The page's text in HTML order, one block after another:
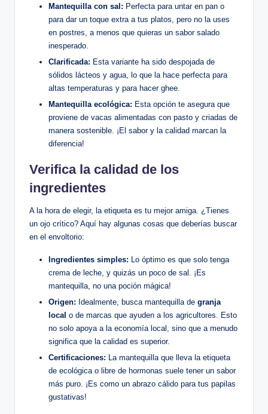
Mantequilla con sal: Perfecta para untar en pan o
para dar un toque extra a tus platos, pero no la uses
en postres, a menos que quieras un sabor salado
inesperado.
Clarificada: Esta variante ha sido despojada de
sólidos lácteos y agua, lo que la hace perfecta para
altas temperaturas y para hacer ghee.
Mantequilla ecológica: Esta opción te asegura que
proviene de vacas alimentadas con pasto y criadas de
manera sostenible. ¡El sabor y la calidad marcan la
diferencia!
Verifica la calidad de los
ingredientes
A la hora de elegir, la etiqueta es tu mejor amiga. ¿Tienes
un ojo crítico? Aquí hay algunas cosas que deberías buscar
en el envoltorio:
Ingredientes simples: Lo óptimo es que solo tenga
crema de leche, y quizás un poco de sal. ¡Es
mantequilla, no una poción mágica!
Origen: Idealmente, busca mantequilla de granja
local o de marcas que ayuden a los agricultores. Esto
no solo apoya a la economía local, sino que a menudo
significa que la calidad es superior.
Certificaciones: La mantequilla que lleva la etiqueta
de ecológica o libre de hormonas suele tener un sabor
más puro. ¡Es como un abrazo cálido para tus papilas
gustativas!